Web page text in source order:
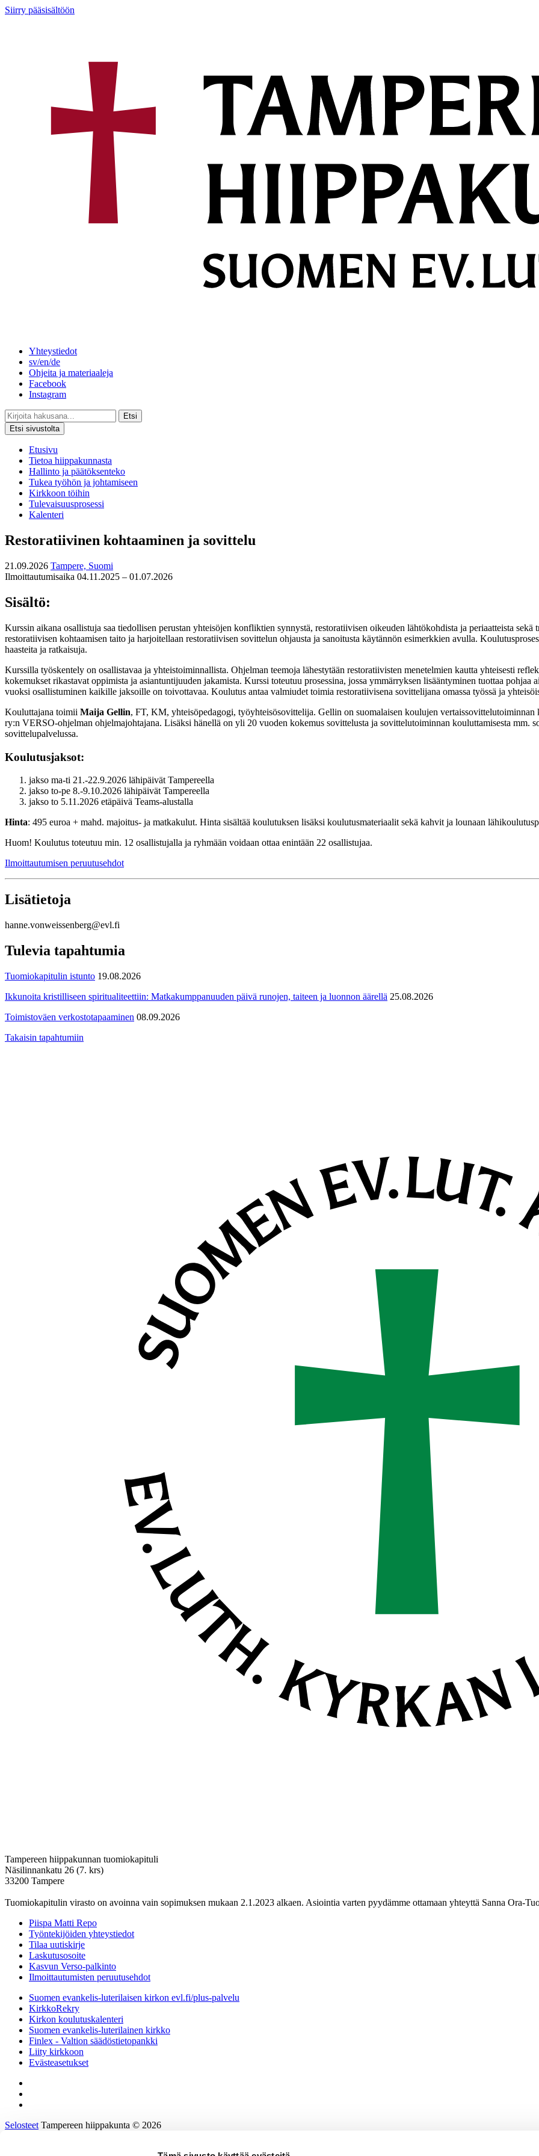
Siirry pääsisältöön
Yhteystiedot
sv/en/de
Ohjeita ja materiaaleja
Facebook
Instagram
Etsi
Etsi sivustolta
Etusivu
Tietoa hiippakunnasta
Hallinto ja päätöksenteko
Tukea työhön ja johtamiseen
Kirkkoon töihin
Tulevaisuusprosessi
Kalenteri
Restoratiivinen kohtaaminen ja sovittelu
21.09.2026 Tampere, Suomi
Ilmoittautumisaika 04.11.2025 – 01.07.2026
Sisältö:
Kurssin aikana osallistuja saa tiedollisen perustan yhteisöjen konfliktien synnystä, restoratiivisen oikeuden lähtökohdista ja periaatteista sekä
restoratiivisen kohtaamisen taito ja harjoitellaan restoratiivisen sovittelun ohjausta ja sanoitusta käytännön esimerkkien avulla.
haasteita ja ratkaisuja.
Kurssilla työskentely on osallistavaa ja yhteistoiminnallista. Ohjelman teemoja lähestytään restoratiivisten menetelmien kautta yhteisesti
kokemukset rikastavat oppimista ja asiantuntijuuden jakamista. Kurssi toteutuu prosessina, jossa ymmärryksen lisääntyminen tuottaa pohjaa
vuoksi osallistuminen kaikille jaksoille on toivottavaa. Koulutus antaa valmiudet toimia restoratiivisena sovittelijana omassa työssä ja
Kouluttajana toimii Maija Gellin, FT, KM, yhteisöpedagogi, työyhteisösovittelija. Gellin on suomalaisen koulujen
ry:n VERSO-ohjelman ohjelmajohtajana. Lisäksi hänellä on yli 20 vuoden kokemus sovittelusta ja sovittelutoiminnan kouluttamisesta mm.
sovittelupalvelussa.
Koulutusjaksot:
jakso ma-ti 21.-22.9.2026 lähipäivät Tampereella
jakso to-pe 8.-9.10.2026 lähipäivät Tampereella
jakso to 5.11.2026 etäpäivä Teams-alustalla
Hinta: 495 euroa + mahd. majoitus- ja matkakulut. Hinta sisältää koulutuksen lisäksi koulutusmateriaalit sekä kahvit ja lounaan
Huom! Koulutus toteutuu min. 12 osallistujalla ja ryhmään voidaan ottaa enintään 22 osallistujaa.
Ilmoittautumisen peruutusehdot
Lisätietoja
hanne.vonweissenberg@evl.fi
Tulevia tapahtumia
Tuomiokapitulin istunto 19.08.2026
Ikkunoita kristilliseen spiritualiteettiin: Matkakumppanuuden päivä runojen, taiteen ja luonnon äärellä 25.08.2026
Toimistoväen verkostotapaaminen 08.09.2026
Takaisin tapahtumiin
Tampereen hiippakunnan tuomiokapituli
Näsilinnankatu 26 (7. krs)
33200 Tampere
Tuomiokapitulin virasto on avoinna vain sopimuksen mukaan 2.1.2023 alkaen. Asiointia varten pyydämme ottamaan yhteyttä Sanna Ora-
Piispa Matti Repo
Työntekijöiden yhteystiedot
Tilaa uutiskirje
Laskutusosoite
Kasvun Verso-palkinto
Ilmoittautumisten peruutusehdot
Suomen evankelis-luterilaisen kirkon evl.fi/plus-palvelu
KirkkoRekry
Kirkon koulutuskalenteri
Suomen evankelis-luterilainen kirkko
Finlex - Valtion säädöstietopankki
Liity kirkkoon
Evästeasetukset
Selosteet Tampereen hiippakunta © 2026